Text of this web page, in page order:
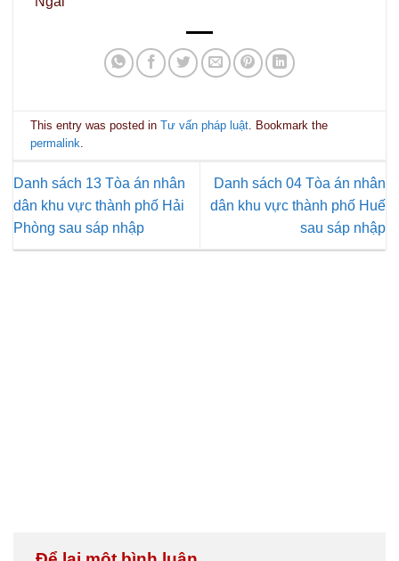
This entry was posted inTư vấn pháp luật. Bookmark the
permalink.
Danh sách 13 Tòa án nhân
dân khu vực thành phố Hải
Phòng sau sáp nhập
Danh sách 04 Tòa án nhân
dân khu vực thành phố Huế
sau sáp nhập